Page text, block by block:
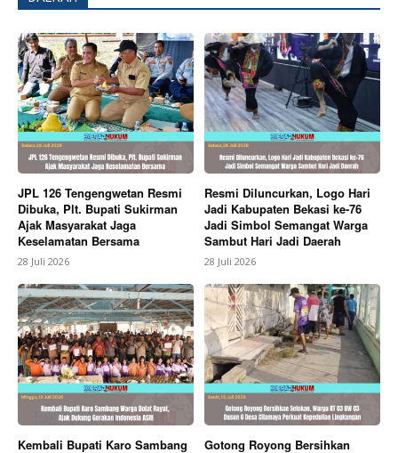
SUBSCRIBE NOW
Company
About
Contact us
Subscription Plans
My account
Bagikan Artikel
JPL 126 Tengengwetan Resmi
Dibuka, Plt. Bupati Sukirman
Ajak Masyarakat Jaga
Keselamatan Bersama
28 Juli 2026
Resmi Diluncurkan, Logo Hari
Jadi Kabupaten Bekasi ke-76
Jadi Simbol Semangat Warga
Sambut Hari Jadi Daerah
28 Juli 2026
Kembali Bupati Karo Sambang
Gotong Royong Bersihkan